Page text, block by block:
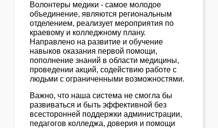
Волонтеры медики - самое молодое
объединение, являются региональным
отделением, реализует мероприятия по
краевому и колледжному плану.
Направлено на развитие и обучение
навыков оказания первой помощи,
пополнение знаний в области медицины,
проведении акций, содействию работе с
людьми с ограниченными возможностями.
Важно, что наша система не смогла бы
развиваться и быть эффективной без
всесторонней поддержки администрации,
педагогов колледжа, доверия и помощи